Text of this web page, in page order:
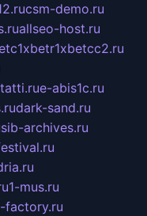
csm-demo.ru
allseo-host.ru
e-abis1c.ru
dark-sand.ru
sib-archives.ru
1-mus.ru
factory.ru